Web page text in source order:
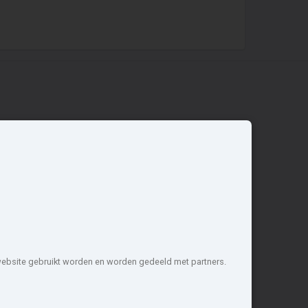
gebruikt worden en worden gedeeld met partners.